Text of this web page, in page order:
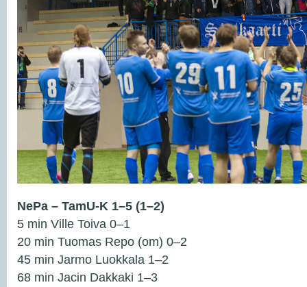
NePa – TamU-K 1–5 (1–2)
5 min Ville Toiva 0–1
20 min Tuomas Repo (om) 0–2
45 min Jarmo Luokkala 1–2
68 min Jacin Dakkaki 1–3